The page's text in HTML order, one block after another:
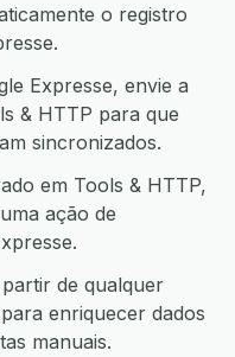
o registro
Expresse, envie a
& HTTP para que
sincronizados.
em Tools & HTTP,
ação de
de qualquer
enriquecer dados
manuais.